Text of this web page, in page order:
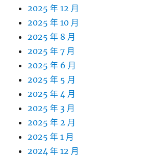
2025 年 12 月
2025 年 10 月
2025 年 8 月
2025 年 7 月
2025 年 6 月
2025 年 5 月
2025 年 4 月
2025 年 3 月
2025 年 2 月
2025 年 1 月
2024 年 12 月